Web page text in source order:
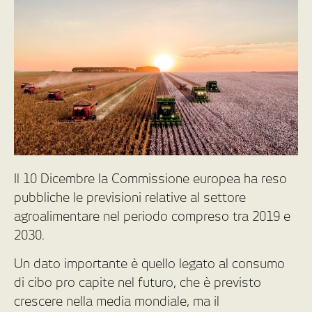
Il 10 Dicembre la Commissione europea ha reso
pubbliche le previsioni relative al settore
agroalimentare nel periodo compreso tra 2019 e
2030.
Un dato importante è quello legato al consumo
di cibo pro capite nel futuro, che è previsto
crescere nella media mondiale, ma il